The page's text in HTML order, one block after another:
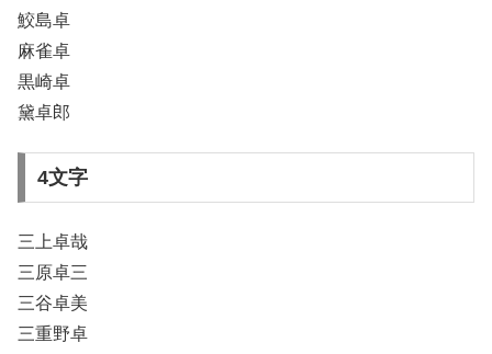
鮫島卓
麻雀卓
黒崎卓
黛卓郎
4文字
三上卓哉
三原卓三
三谷卓美
三重野卓